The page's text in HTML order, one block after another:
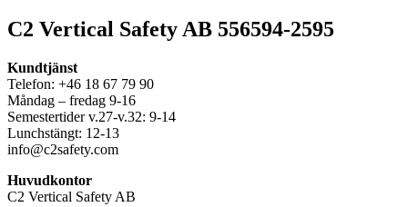
C2 Vertical Safety AB 556594-2595
Kundtjänst
Telefon: +46 18 67 79 90
Måndag – fredag 9-16
Semestertider v.27-v.32: 9-14
Lunchstängt: 12-13
info@c2safety.com
Huvudkontor
C2 Vertical Safety AB